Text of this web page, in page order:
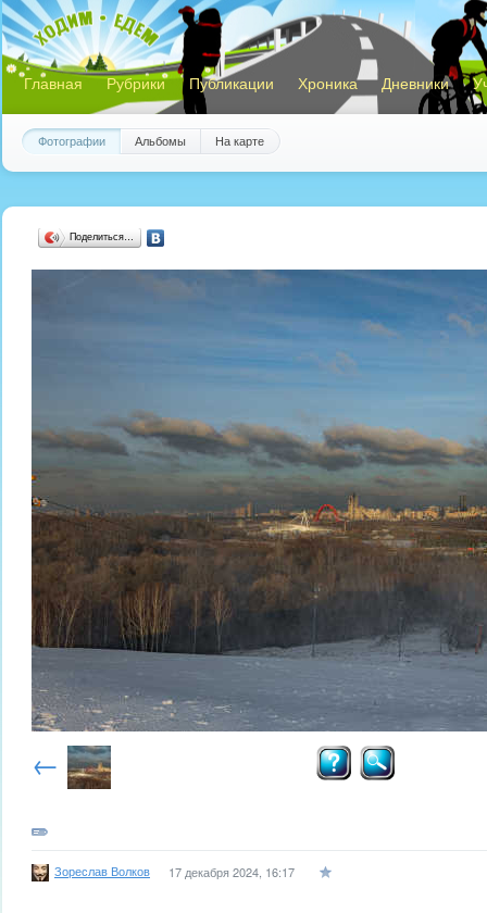
Главная Рубрики Публикации Хроника Дневники
Фотографии Альбомы На карте
Поделиться…
←
Зореслав Волков 17 декабря 2024, 16:17